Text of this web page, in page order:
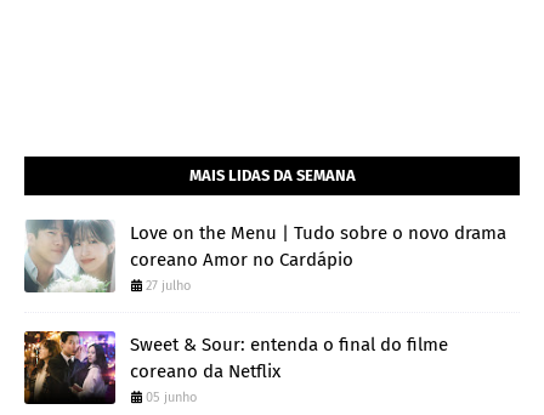
MAIS LIDAS DA SEMANA
Love on the Menu | Tudo sobre o novo drama
coreano Amor no Cardápio
27 julho
Sweet & Sour: entenda o final do filme
coreano da Netflix
05 junho